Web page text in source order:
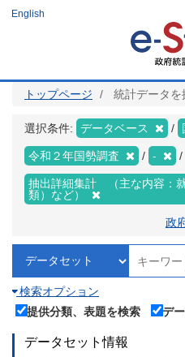
ツ
English
トップページ 統計データを
選択条件: データベース
令和２年国勢調査 -
抽出詳細集計 （主な内容：
類）など）
政
検索オプション
提供分類、表題を検索
デ
データセット情報